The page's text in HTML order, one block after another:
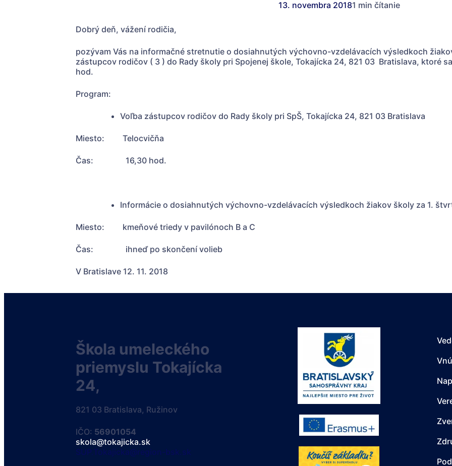
13. novembra 20181 min čítanie
Dobrý deň, vážení rodičia,
pozývam Vás na informačné stretnutie o dosiahnutých výchovno-vzdelávacích výsledkoch
zástupcov rodičov ( 3 ) do Rady školy pri Spojenej škole, Tokajícka 24, 821 03 Bratislava, ktoré
hod.
Program:
Voľba zástupcov rodičov do Rady školy pri SpŠ, Tokajícka 24, 821 03 Bratislava
Miesto: Telocvičňa
Čas: 16,30 hod.
Informácie o dosiahnutých výchovno-vzdelávacích výsledkoch žiakov školy za 1.
Miesto: kmeňové triedy v pavilónoch B a C
Čas: ihneď po skončení volieb
V Bratislave 12. 11. 2018
Škola umeleckého
priemyslu Tokajícka
24,
821 03 Bratislava, Ružinov
IČO: 56901054
skola@tokajicka.sk
SUP.Tokajicka@region-bsk.sk